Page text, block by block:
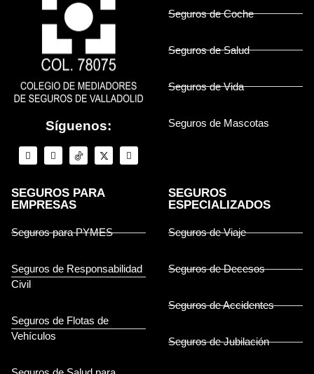
Síguenos:
Seguros de Coche
Seguros de Salud
Seguros de Vida
Seguros de Mascotas
SEGUROS PARA
EMPRESAS
Seguros para PYMES
Seguros de Responsabilidad
Civil
Seguros de Flotas de
Vehículos
SEGUROS
ESPECIALIZADOS
Seguros de Viaje
Seguros de Decesos
Seguros de Accidentes
Seguros de Jubilación